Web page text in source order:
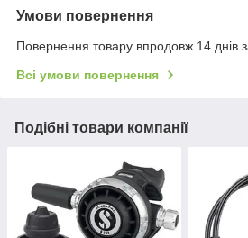
Умови повернення
Повернення товару впродовж 14 днів
Всі умови повернення
Подібні товари компанії